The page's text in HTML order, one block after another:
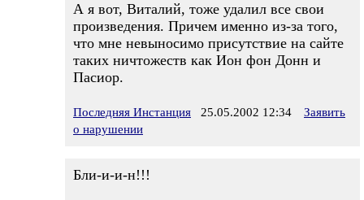
А я вот, Виталий, тоже удалил все свои
произведения. Причем именно из-за того,
что мне невыносимо присутствие на сайте
таких ничтожеств как Ион фон Донн и
Пасиор.
Последняя Инстанция 25.05.2002 12:34
Заявить
о нарушении
Бли-и-и-н!!!